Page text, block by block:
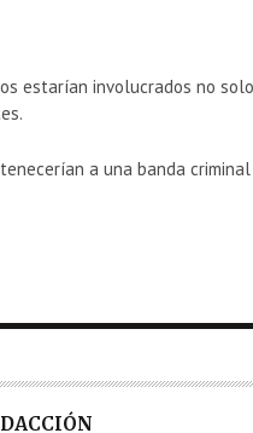
estarían involucrados no
a una banda